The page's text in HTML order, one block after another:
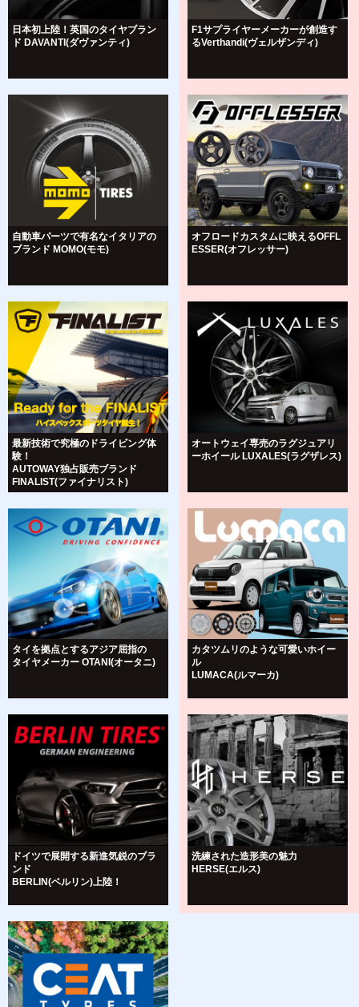
日本初上陸！英国のタイヤブラン
ド DAVANTI(ダヴァンティ)
自動車パーツで有名なイタリアの
ブランド MOMO(モモ)
最新技術で究極のドライビング体
験！
AUTOWAY独占販売ブランド
FINALIST(ファイナリスト)
タイを拠点とするアジア屈指の
タイヤメーカー OTANI(オータニ)
ドイツで展開する新進気鋭のブラ
ンド
BERLIN(ベルリン)上陸！
F1サプライヤーメーカーが創造す
るVerthandi(ヴェルザンディ)
オフロードカスタムに映えるOFFL
ESSER(オフレッサー)
オートウェイ専売のラグジュアリ
ーホイール LUXALES(ラグザレス)
カタツムリのような可愛いホイー
ル
LUMACA(ルマーカ)
洗練された造形美の魅力
HERSE(エルス)